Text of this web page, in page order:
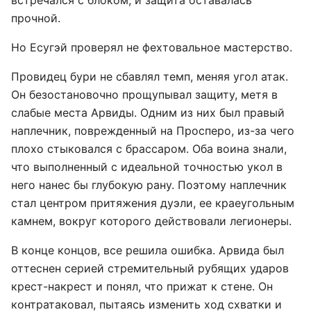
прочной.
Но Есугэй проверял не фехтовальное мастерство.
Провидец бури не сбавлял темп, меняя угол атак.
Он безостановочно прощупывал защиту, метя в
слабые места Арвиды. Одним из них был правый
наплечник, поврежденный на Просперо, из-за чего
плохо стыковался с брассаром. Оба воина знали,
что выполненный с идеальной точностью укол в
него нанес бы глубокую рану. Поэтому наплечник
стал центром притяжения дуэли, ее краеугольным
камнем, вокруг которого действовали легионеры.
В конце концов, все решила ошибка. Арвида был
оттеснен серией стремительный рубящих ударов
крест-накрест и понял, что прижат к стене. Он
контратаковал, пытаясь изменить ход схватки и